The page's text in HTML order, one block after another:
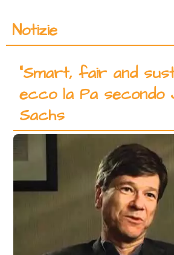
Notizie
“Smart, fair and
ecco la Pa
Sachs